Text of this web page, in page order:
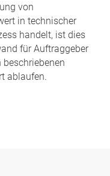
von
in technischer
handelt, ist dies
für Auftraggeber
beschriebenen
ablaufen.